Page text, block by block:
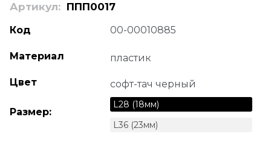
Артикул: ППП0017
Код 00-00010885
Материал пластик
Цвет софт-тач черный
Размер:
L28 (18мм)
L36 (23мм)